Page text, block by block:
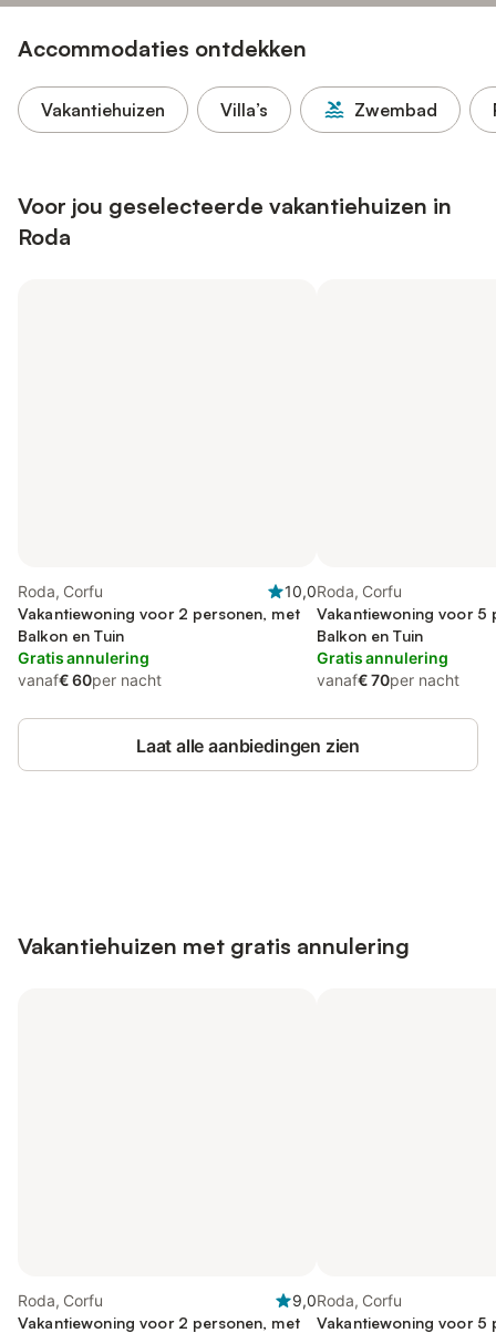
Accommodaties ontdekken
Vakantiehuizen Villa’s Zwembad
Voor jou geselecteerde vakantiehuizen in
Roda
Roda, Corfu
10,0
Vakantiewoning voor 2 personen, met
Balkon en Tuin
Gratis annulering
vanaf€ 60per nacht
Roda, Corfu
Vakantiewoning voor 5
Balkon en Tuin
Gratis annulering
vanaf€ 70per nacht
Laat alle aanbiedingen zien
Vakantiehuizen met gratis annulering
Roda, Corfu
9,0
Vakantiewoning voor 2 personen, met
Roda, Corfu
Vakantiewoning voor 5